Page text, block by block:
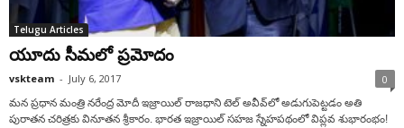
Telugu Articles
యూదు సీమలో ప్రమోదం
vskteam - July 6, 2017 0
మన ప్రధాన మంత్రి నరేంద్ర మోదీ ఇజ్రాయిల్ రాజధాని టెల్ అవీవ్‌లో అడుగుపెట్టడం అతి
పురాతన చరిత్రకు వినూతన శ్రీకారం. భారత ఇజ్రాయిల్ సహజ స్నేహపథంలో విప్లవ శుభారంభం!